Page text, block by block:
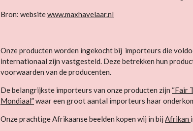
Bron: websitewww.maxhavelaar.nl
Onze producten worden ingekocht bij importeurs die
internationaal zijn vastgesteld. Deze betrekken hun
voorwaarden van de producenten.
De belangrijkste importeurs van onze producten zijn “Fair
Mondiaal”waar een groot aantal importeurs haar
Onze prachtige Afrikaanse beelden kopen wij in bij Afrikan